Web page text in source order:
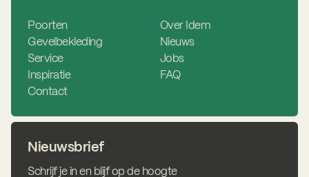
Poorten
Gevelbekleding
Service
Inspiratie
Contact
Over Idem
Nieuws
Jobs
FAQ
Nieuwsbrief
Schrijf je in en blijf op de hoogte